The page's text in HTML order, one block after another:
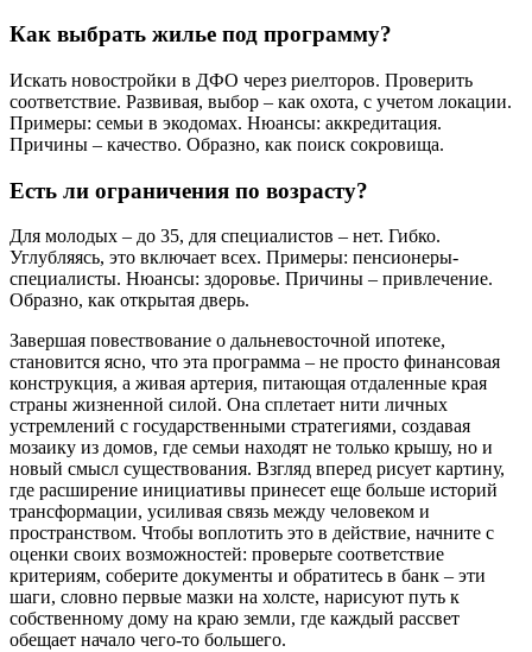
Как выбрать жилье под программу?
Искать новостройки в ДФО через риелторов. Проверить
соответствие. Развивая, выбор – как охота, с учетом локации.
Примеры: семьи в экодомах. Нюансы: аккредитация.
Причины – качество. Образно, как поиск сокровища.
Есть ли ограничения по возрасту?
Для молодых – до 35, для специалистов – нет. Гибко.
Углубляясь, это включает всех. Примеры: пенсионеры-
специалисты. Нюансы: здоровье. Причины – привлечение.
Образно, как открытая дверь.
Завершая повествование о дальневосточной ипотеке,
становится ясно, что эта программа – не просто финансовая
конструкция, а живая артерия, питающая отдаленные края
страны жизненной силой. Она сплетает нити личных
устремлений с государственными стратегиями, создавая
мозаику из домов, где семьи находят не только крышу, но и
новый смысл существования. Взгляд вперед рисует картину,
где расширение инициативы принесет еще больше историй
трансформации, усиливая связь между человеком и
пространством. Чтобы воплотить это в действие, начните с
оценки своих возможностей: проверьте соответствие
критериям, соберите документы и обратитесь в банк – эти
шаги, словно первые мазки на холсте, нарисуют путь к
собственному дому на краю земли, где каждый рассвет
обещает начало чего-то большего.